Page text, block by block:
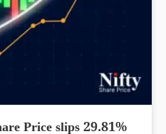
Price slips 29.81%